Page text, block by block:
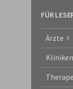
FÜR
Ärzte
Kliniken